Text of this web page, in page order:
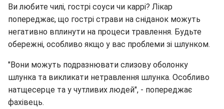
Ви любите чилі, гострі соуси чи каррі? Лікар
попереджає, що гострі страви на сніданок можуть
негативно вплинути на процеси травлення. Будьте
обережні, особливо якщо у вас проблеми зі шлунком.
"Вони можуть подразнювати слизову оболонку
шлунка та викликати нетравлення шлунка. Особливо
натщесерце та у чутливих людей", - попереджає
фахівець.